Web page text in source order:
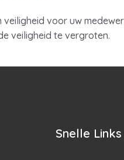
voor uw
veiligheid te vergroten.
Snelle Links